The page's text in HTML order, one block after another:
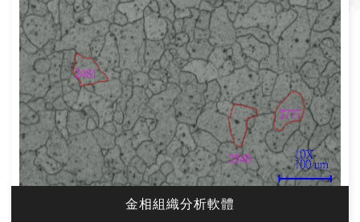
金相組織分析軟體